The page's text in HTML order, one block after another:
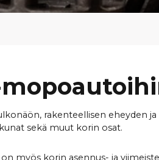
rakenteellisen eheyden
sekä muut korin osat.
on myös korin asennus- ja